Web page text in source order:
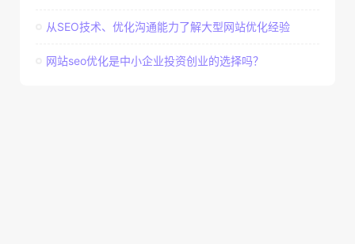
从SEO技术、优化沟通能力了解大型网站优化经验
网站seo优化是中小企业投资创业的选择吗？